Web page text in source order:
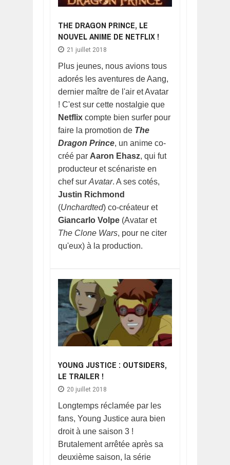
THE DRAGON PRINCE, LE
NOUVEL ANIME DE NETFLIX !
21 juillet 2018
Plus jeunes, nous avions tous
adorés les aventures de Aang,
dernier maître de l'air et Avatar
! C'est sur cette nostalgie que
Netflix compte bien surfer pour
faire la promotion de The
Dragon Prince, un anime co-
créé par Aaron Ehasz, qui fut
producteur et scénariste en
chef sur Avatar. A ses cotés,
Justin Richmond
(Unchardted) co-créateur et
Giancarlo Volpe (Avatar et
The Clone Wars, pour ne citer
qu'eux) à la production.
YOUNG JUSTICE : OUTSIDERS,
LE TRAILER !
20 juillet 2018
Longtemps réclamée par les
fans, Young Justice aura bien
droit à une saison 3 !
Brutalement arrêtée après sa
deuxième saison, la série